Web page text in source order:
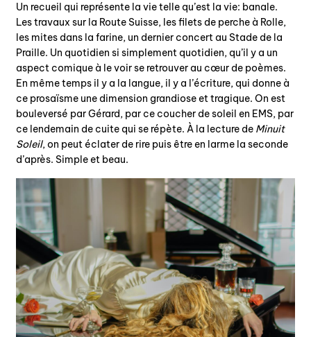
Un recueil qui représente la vie telle qu’est la vie: banale.
Les travaux sur la Route Suisse, les filets de perche à Rolle,
les mites dans la farine, un dernier concert au Stade de la
Praille. Un quotidien si simplement quotidien, qu’il y a un
aspect comique à le voir se retrouver au cœur de poèmes.
En même temps il y a la langue, il y a l’écriture, qui donne à
ce prosaïsme une dimension grandiose et tragique. On est
bouleversé par Gérard, par ce coucher de soleil en EMS, par
ce lendemain de cuite qui se répète. À la lecture de Minuit
Soleil, on peut éclater de rire puis être en larme la seconde
d’après. Simple et beau.